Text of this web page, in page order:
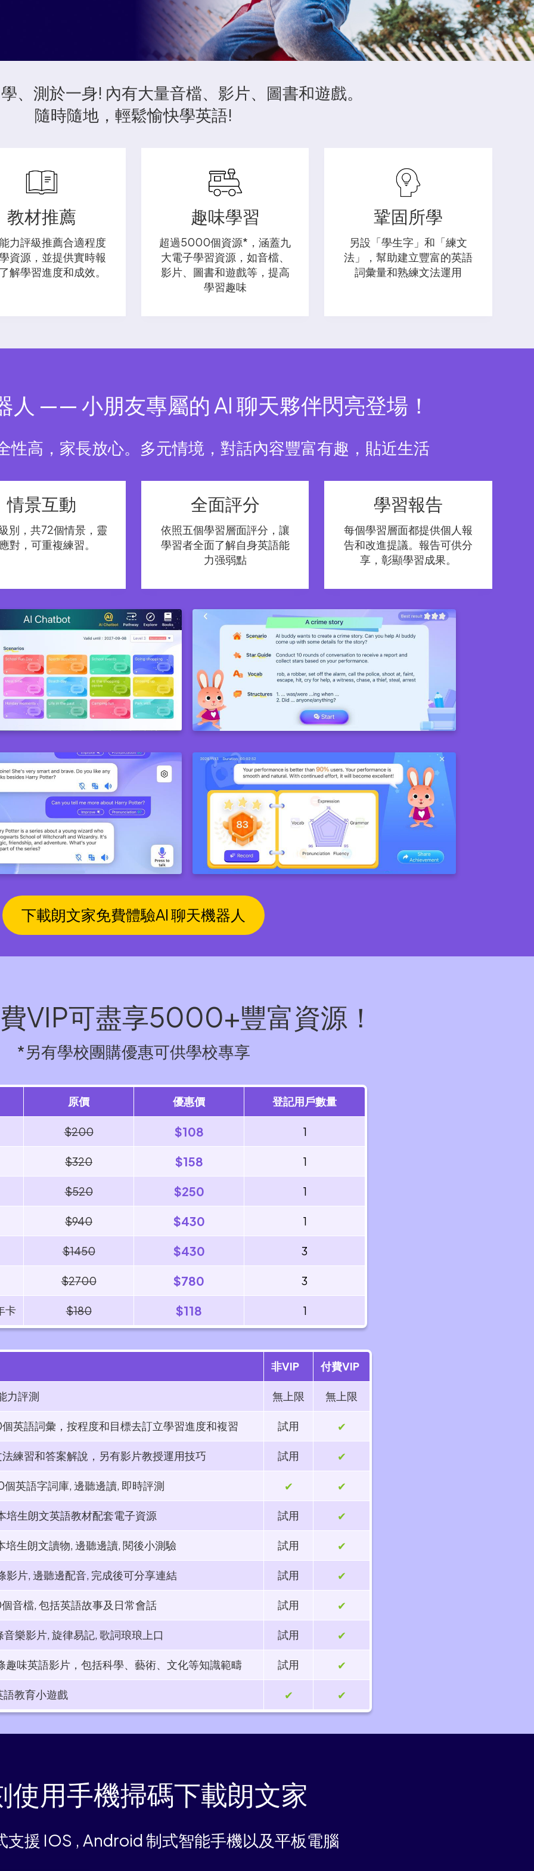
、測於一身! 內有大量音檔、影片、圖書和遊戲。
隨時隨地，輕鬆愉快學英語!
教材推薦
力評級推薦合適程度
資源，並提供實時報
解學習進度和成效。
趣味學習
超過5000個資源*，涵蓋九
大電子學習資源，如音檔、
影片、圖書和遊戲等，提高
學習趣味
鞏固所學
另設「學生字」和「練文
法」，幫助建立豐富的英語
詞彙量和熟練文法運用
人 —— 小朋友專屬的 AI 聊天夥伴閃亮登場！
性高，家長放心。多元情境，對話內容豐富有趣，貼近生活​
情景互動
別，共72個情景，靈
對，可重複練習。
全面評分
依照五個學習層面評分，讓
學習者全面了解自身英語能
力强弱點
學習報告
每個學習層面都提供個人報
告和改進提議。報告可供分
享，彰顯學習成果。
下載朗文家免費體驗AI 聊天機器人
VIP可盡享5000+豐富資源！
*另有學校團購優惠可供學校專享
原價 優惠價 登記用戶數量
$200 $108 1
$320 $158 1
$520 $250 1
$940 $430 1
$1450 $430 3
$2700 $780 3
卡 $180 $118 1
非VIP 付費VIP
力評測 無上限 無上限
英語詞彙，按程度和目標去訂立學習進度和複習 試用 ✔
練習和答案解說，另有影片教授運用技巧 試用 ✔
英語字詞庫, 邊聽邊讀, 即時評測 ✔ ✔
培生朗文英語教材配套電子資源 試用 ✔
培生朗文讀物, 邊聽邊讀, 閱後小測驗 試用 ✔
影片, 邊聽邊配音, 完成後可分享連結 試用 ✔
音檔, 包括英語故事及日常會話​ 試用 ✔
樂影片, 旋律易記, 歌詞琅琅上口 試用 ✔
趣味英語影片，包括科學、藝術、文化等知識範疇 試用 ✔
教育小遊戲 ✔ ✔
使用手機掃碼下載朗文家
支援 IOS , Android 制式智能手機以及平板電腦